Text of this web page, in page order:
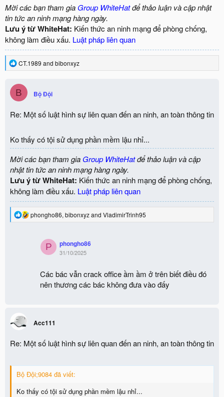
Mời các bạn tham gia Group WhiteHatđể thảo luận và cập nhật
tin tức an ninh mạng hàng ngày.
Lưu ý từ WhiteHat: Kiến thức an ninh mạng để phòng chống,
không làm điều xấu. Luật pháp liên quan
R
e
c
t
i
n
CT.1989 and bibonxyz
B Bộ Đội
Re: Một số luật hình sự liên quan đến an ninh, an toàn thông tin
Ko thấy có tội sử dụng phần mềm lậu nhỉ...
Mời các bạn tham gia Group WhiteHatđể thảo luận và cập
nhật tin tức an ninh mạng hàng ngày.
Lưu ý từ WhiteHat: Kiến thức an ninh mạng để phòng chống,
không làm điều xấu. Luật pháp liên quan
R
phongho86, bibonxyzand VladimirTrinh95
P phongho86
31/10/2025
Các bác vẫn crack office ầm ầm ở trên biết điều đó
nên thương các bác không đưa vào đấy
Acc111
Re: Một số luật hình sự liên quan đến an ninh, an toàn thông tin
Bộ Đội;9084 đã viết:
Ko thấy có tội sử dụng phần mềm lậu nhỉ...